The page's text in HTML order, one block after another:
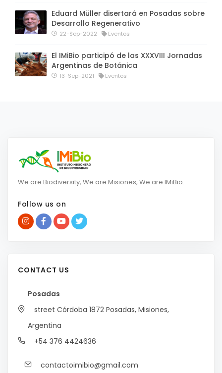
Eduard Müller disertará en Posadas sobre
Desarrollo Regenerativo
22-Sep-2022 Eventos
El IMiBio participó de las XXXVIII Jornadas
Argentinas de Botánica
13-Sep-2021 Eventos
We are Biodiversity, We are Misiones, We are IMiBio.
Follow us on
CONTACT US
Posadas
street Córdoba 1872 Posadas, Misiones,
Argentina
+54 376 4424636
contactoimibio@gmail.com